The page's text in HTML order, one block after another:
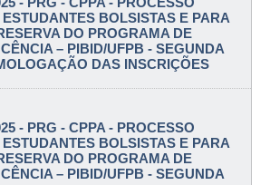
BOLSISTAS E PARA
DO PROGRAMA DE
– PIBID/UFPB - SEGUNDA
DAS INSCRIÇÕES
- PRG - CPPA - PROCESSO
BOLSISTAS E PARA
DO PROGRAMA DE
– PIBID/UFPB - SEGUNDA